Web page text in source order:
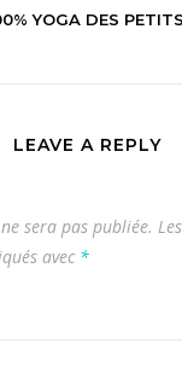
YOGA DES PETITS
LEAVE A REPLY
sera pas publiée.
avec *